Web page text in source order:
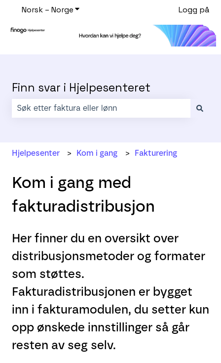
Norsk – NorgeVis undermeny for oversettelserLogg på
Finn svar i Hjelpesenteret
Hjelpesenter Kom i gang Fakturering
Kom i gang med
fakturadistribusjon
Her finner du en oversikt over
distribusjonsmetoder og formater
som støttes.
Fakturadistribusjonen er bygget
inn i fakturamodulen, du setter kun
opp ønskede innstillinger så går
resten av seg selv.